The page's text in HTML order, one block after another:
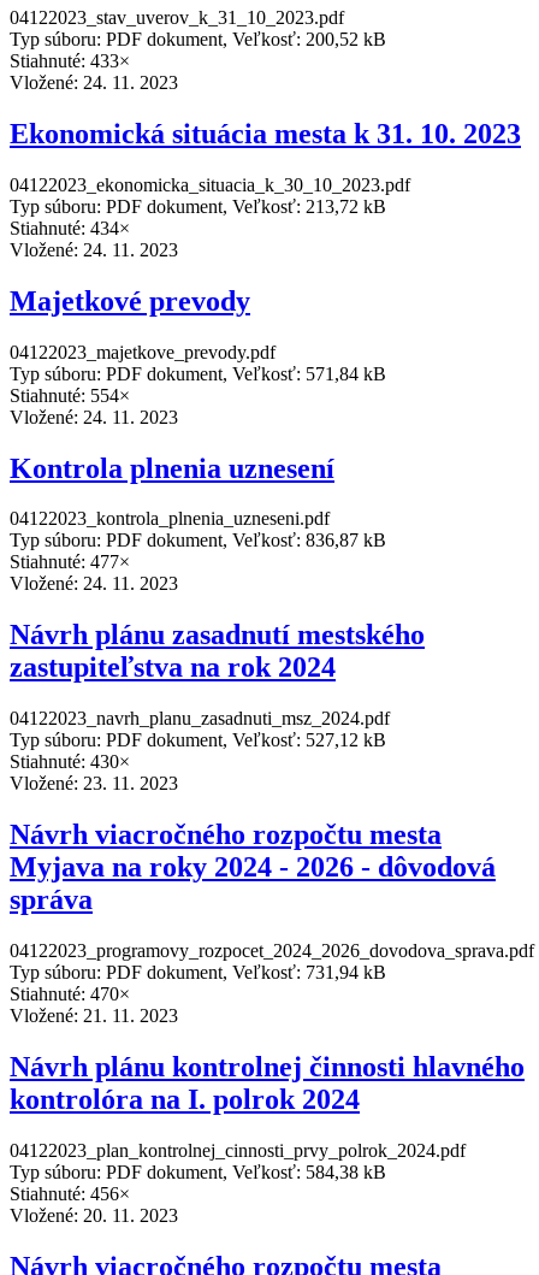
04122023_stav_uverov_k_31_10_2023.pdf
Typ súboru: PDF dokument, Veľkosť: 200,52 kB
Stiahnuté: 433×
Vložené: 24. 11. 2023
Ekonomická situácia mesta k 31. 10. 2023
04122023_ekonomicka_situacia_k_30_10_2023.pdf
Typ súboru: PDF dokument, Veľkosť: 213,72 kB
Stiahnuté: 434×
Vložené: 24. 11. 2023
Majetkové prevody
04122023_majetkove_prevody.pdf
Typ súboru: PDF dokument, Veľkosť: 571,84 kB
Stiahnuté: 554×
Vložené: 24. 11. 2023
Kontrola plnenia uznesení
04122023_kontrola_plnenia_uzneseni.pdf
Typ súboru: PDF dokument, Veľkosť: 836,87 kB
Stiahnuté: 477×
Vložené: 24. 11. 2023
Návrh plánu zasadnutí mestského
zastupiteľstva na rok 2024
04122023_navrh_planu_zasadnuti_msz_2024.pdf
Typ súboru: PDF dokument, Veľkosť: 527,12 kB
Stiahnuté: 430×
Vložené: 23. 11. 2023
Návrh viacročného rozpočtu mesta
Myjava na roky 2024 - 2026 - dôvodová
správa
04122023_programovy_rozpocet_2024_2026_dovodova_sprava.pdf
Typ súboru: PDF dokument, Veľkosť: 731,94 kB
Stiahnuté: 470×
Vložené: 21. 11. 2023
Návrh plánu kontrolnej činnosti hlavného
kontrolóra na I. polrok 2024
04122023_plan_kontrolnej_cinnosti_prvy_polrok_2024.pdf
Typ súboru: PDF dokument, Veľkosť: 584,38 kB
Stiahnuté: 456×
Vložené: 20. 11. 2023
Návrh viacročného rozpočtu mesta